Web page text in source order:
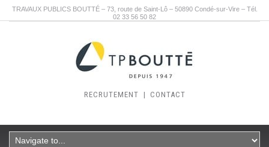
TRAVAUX PUBLICS BOUTTÉ – 73, route de Saint-Lô – 50890 Condé-sur-Vire – Tél.
02 33 56 50 82
RECRUTEMENT | CONTACT